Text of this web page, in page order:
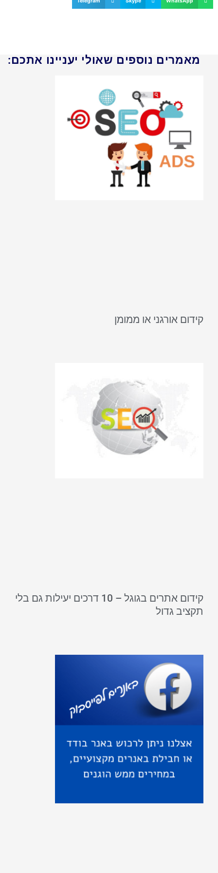
מאמרים נוספים שאולי יעניינו אתכם:
קידום אורגני או ממומן
קידום אתרים בגוגל – 10 דרכים יעילות גם בלי
תקציב גדול